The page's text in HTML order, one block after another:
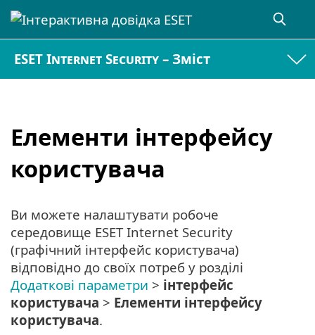
ESET Internet Security – Зміст
Елементи інтерфейсу
користувача
Ви можете налаштувати робоче
середовище ESET Internet Security
(графічний інтерфейс користувача)
відповідно до своїх потреб у розділі
Додаткові параметри > інтерфейс
користувача > Елементи інтерфейсу
користувача.